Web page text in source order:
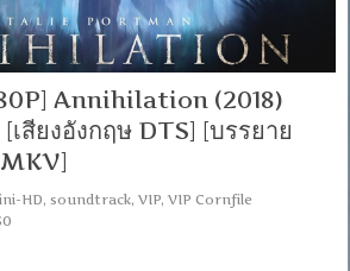
Annihilation (2018)
สียงอังกฤษ DTS] [บรรยาย
HD, soundtrack,VIP,VIP Cornfile